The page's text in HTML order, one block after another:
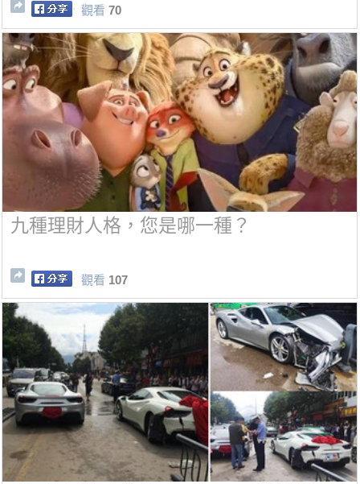
觀看 70
九種理財人格，您是哪一種？
觀看 107